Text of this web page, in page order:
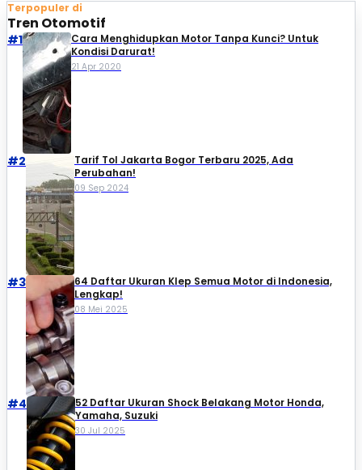
Terpopuler di
Tren Otomotif
#1
Cara Menghidupkan Motor Tanpa Kunci? Untuk
Kondisi Darurat!
21 Apr 2020
#2
Tarif Tol Jakarta Bogor Terbaru 2025, Ada
Perubahan!
09 Sep 2024
#3
64 Daftar Ukuran Klep Semua Motor di Indonesia,
Lengkap!
08 Mei 2025
#4
52 Daftar Ukuran Shock Belakang Motor Honda,
Yamaha, Suzuki​
30 Jul 2025